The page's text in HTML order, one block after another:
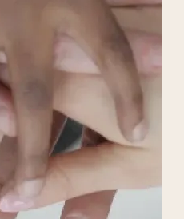
l'association